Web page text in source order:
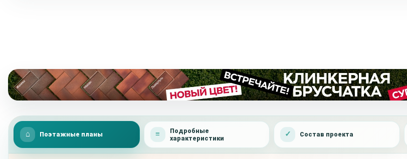
Поэтажные планы
Подробные
характеристики
Состав проекта